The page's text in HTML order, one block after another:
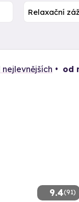
nejlevnějších od
9.4(91)